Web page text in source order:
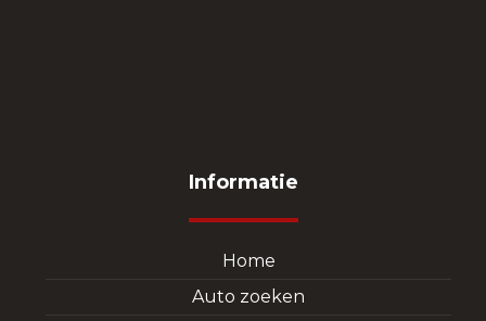
Informatie
Home
Auto zoeken